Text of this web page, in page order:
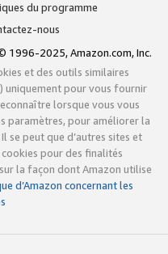
du programme
nous
1996-2025, Amazon.com, Inc.
et des outils similaires
uniquement pour vous fournir
lorsque vous vous
paramètres, pour améliorer la
se peut que d’autres sites et
cookies pour des finalités
la façon dont Amazon utilise
d’Amazon concernant les